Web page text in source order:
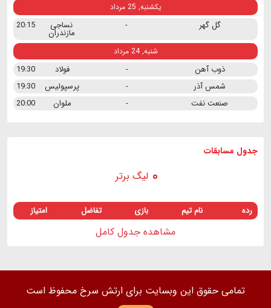
یکشنبه, 25 مرداد
گل گهر - نساجی
مازندران
20:15
شنبه, 24 مرداد
ذوب آهن - فولاد
19:30
شمس آذر
- پرسپولیس
19:30
صنعت نفت
- ملوان 20:00
جدول مسابقات
لیگ برتر
رده نام تیم بازی تفاضل امتیاز
مشاهده جدول کامل
تمامی حقوق این وبسایت برای ارتش سرخ محفوظ است